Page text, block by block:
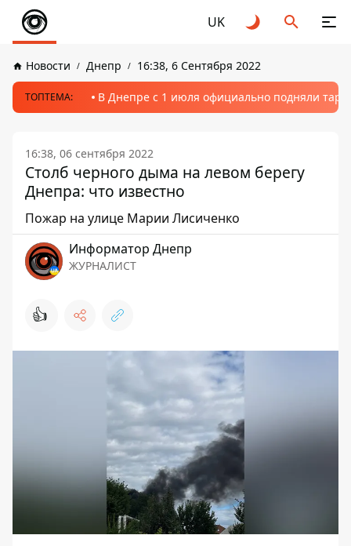
UK
Новости Днепр 16:38, 6 Сентября 2022
ТОПТЕМА: В Днепре с 1 июля официально подняли
16:38, 06 сентября 2022
Столб черного дыма на левом берегу
Днепра: что известно
Пожар на улице Марии Лисиченко
Информатор Днепр
ЖУРНАЛИСТ
👍